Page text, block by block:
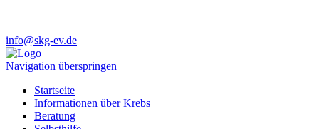
info@skg-ev.de
Navigation überspringen
Startseite
Informationen über Krebs
Beratung